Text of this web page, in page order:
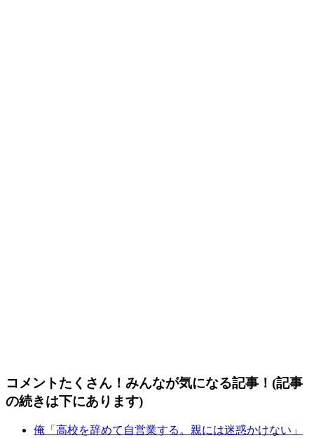
コメントたくさん！みんなが気になる記事！(記事
の続きは下にあります)
俺「高校を辞めて自営業する。親には迷惑かけない」